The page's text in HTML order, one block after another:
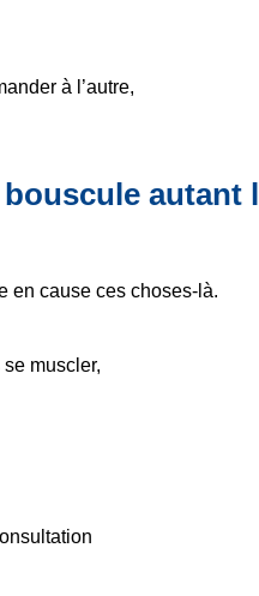
à l’autre,
autant
en cause ces choses-là.
muscler,